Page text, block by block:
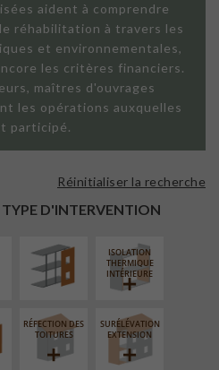
aident à comprendre
réhabilitation à travers les
et environnementales,
les critères financiers.
maîtres d'ouvrages
les opérations auxquelles
participé.
TYPE D'INTERVENTION
Réinitialiser la recherche
FAÇADE SUR
LINÉAIRE
ISOLATION
THERMIQUE
INTÉRIEURE
RÉFECTION DES
TOITURES
SURÉLÉVATION
EXTENSION
PROCÉDÉ
PARTICULIER